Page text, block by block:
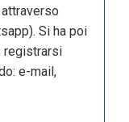
Si ha poi
registrarsi
e-mail,